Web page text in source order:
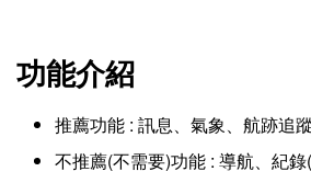
功能介紹
推薦功能 : 訊息、氣象、航跡追
不推薦(不需要)功能 : 導航、紀錄(